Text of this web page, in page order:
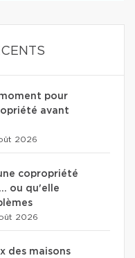
pour
avant
2026
copropriété
ou qu'elle
2026
des maisons